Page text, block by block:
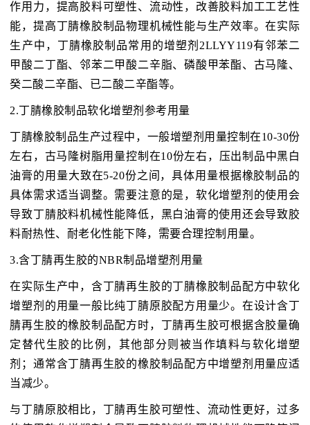
作用力，提高胶料可塑性、流动性，改善胶料加工工艺性
能，提高丁腈橡胶制品物理机械性能与生产效率。在实际
生产中，丁腈橡胶制品常用的增塑剂2LLYY119有邻苯二
甲酸二丁酯、邻苯二甲酸二辛脂、磷酸甲苯酯、古马隆、
癸二酸二辛酯、已二酸二辛酯等。
2.丁腈橡胶制品软化增塑剂参考用量
丁腈橡胶制品生产过程中，一般增塑剂用量控制在10-30份
左右，古马隆树脂用量控制在10份左右，压出制品中黑白
油膏的用量大致在5-20份之间，具体用量根据橡胶制品的
具体需求适当调整。需要注意的是，软化增塑剂的使用会
导致丁腈胶料机械性能降低，黑白油膏的使用还会导致胶
料耐热性、耐老化性能下降，需要合理控制用量。
3.含丁腈再生胶的NBR制品增塑剂用量
在实际生产中，含丁腈再生胶的丁腈橡胶制品配方中软化
增塑剂的用量一般比纯丁腈原胶配方用量少。在设计含丁
腈再生胶的橡胶制品配方时，丁腈再生胶可根据含胶量确
定替代生胶的比例，其他部分则被当作填料与软化增塑
剂；通常含丁腈再生胶的橡胶制品配方中增塑剂用量应适
当减少。
与丁腈原胶相比，丁腈再生胶可塑性、流动性更好，过多